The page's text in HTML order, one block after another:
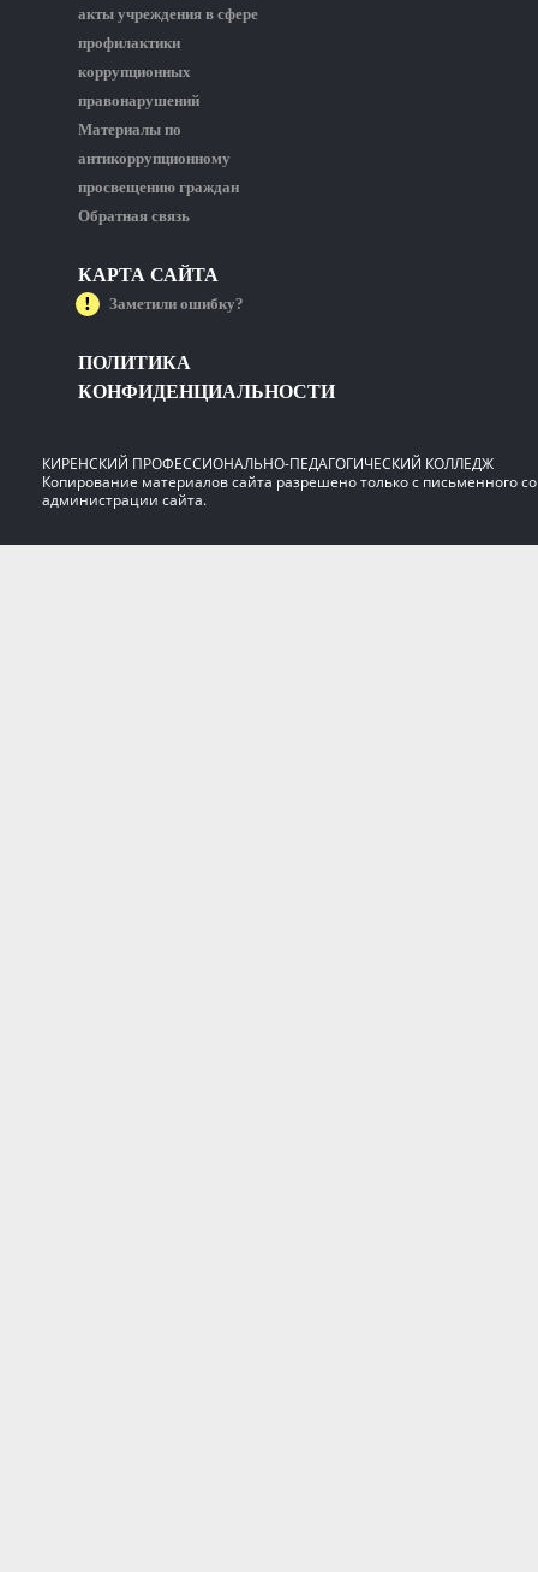
акты учреждения в сфере
профилактики
коррупционных
правонарушений
Материалы по
антикоррупционному
просвещению граждан
Обратная связь
КАРТА САЙТА
Заметили ошибку?
ПОЛИТИКА
КОНФИДЕНЦИАЛЬНОСТИ
КИРЕНСКИЙ ПРОФЕССИОНАЛЬНО-ПЕДАГОГИЧЕСКИЙ КОЛЛЕДЖ
Копирование материалов сайта разрешено только с письменного
администрации сайта.